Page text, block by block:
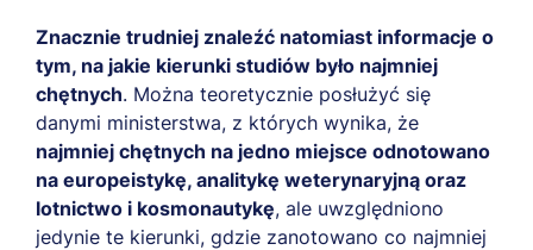
Znacznie trudniej znaleźć natomiast informacje o
tym, na jakie kierunki studiów było najmniej
chętnych. Można teoretycznie posłużyć się
danymi ministerstwa, z których wynika, że
najmniej chętnych na jedno miejsce odnotowano
na europeistykę, analitykę weterynaryjną oraz
lotnictwo i kosmonautykę, ale uwzględniono
jedynie te kierunki, gdzie zanotowano co najmniej